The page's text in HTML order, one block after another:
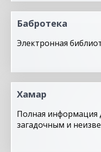
Бабротека
Электронная
Хамар
Полная информация
загадочным и